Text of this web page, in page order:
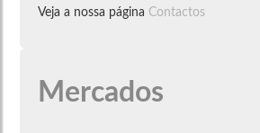
Veja a nossa página Contactos
Mercados